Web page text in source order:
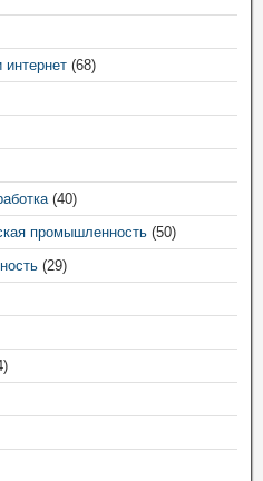
(68)
(40)
промышленность (50)
(29)